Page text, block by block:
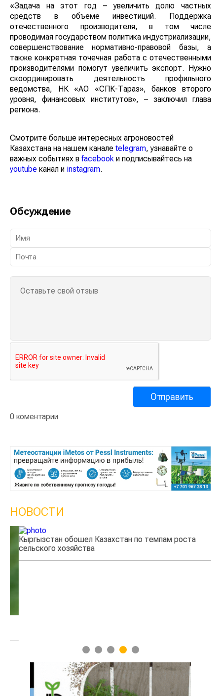
«Задача на этот год – увеличить долю частных
средств в объеме инвестиций. Поддержка
отечественного производителя, в том числе
проводимая государством политика индустриализации,
совершенствование нормативно-правовой базы, а
также конкретная точечная работа с отечественными
производителями помогут увеличить экспорт. Нужно
скоординировать деятельность профильного
ведомства, НК «АО «СПК-Тараз», банков второго
уровня, финансовых институтов», – заключил глава
региона.
Смотрите больше интересных агроновостей
Казахстана на нашем канале telegram, узнавайте о
важных событиях в facebook и подписывайтесь на
youtube канал и instagram.
Обсуждение
0 коментарии
НОВОСТИ
Кыргызстан обошел Казахстан по темпам роста
сельского хозяйства
1 2 3 4 5